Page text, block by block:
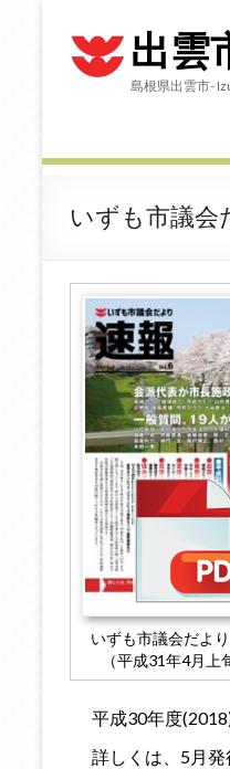
出雲
島根県出雲市-
いずも市議会
いずも市議会だよ
（平成31年4月上
平成30年度
詳しくは、5月発